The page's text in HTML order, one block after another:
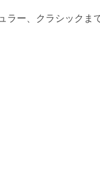
ラー、クラシックま